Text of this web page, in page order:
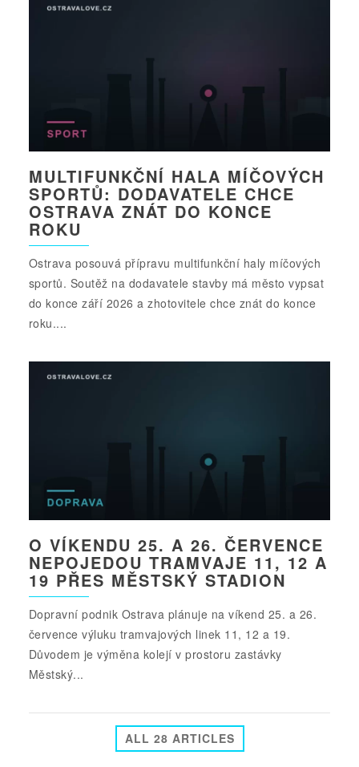
MULTIFUNKČNÍ HALA MÍČOVÝCH
SPORTŮ: DODAVATELE CHCE
OSTRAVA ZNÁT DO KONCE
ROKU
Ostrava posouvá přípravu multifunkční haly míčových
sportů. Soutěž na dodavatele stavby má město vypsat
do konce září 2026 a zhotovitele chce znát do konce
roku....
O VÍKENDU 25. A 26. ČERVENCE
NEPOJEDOU TRAMVAJE 11, 12 A
19 PŘES MĚSTSKÝ STADION
Dopravní podnik Ostrava plánuje na víkend 25. a 26.
července výluku tramvajových linek 11, 12 a 19.
Důvodem je výměna kolejí v prostoru zastávky
Městský...
ALL 28 ARTICLES